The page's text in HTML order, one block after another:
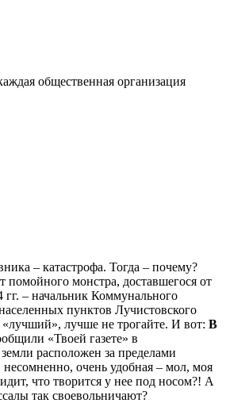
общественная организация
– катастрофа. Тогда – почему?
монстра, доставшегося от
– начальник Коммунального
пунктов Лучистовского
лучше не трогайте. И вот: В
«Твоей газете» в
расположен за пределами
очень удобная – мол, моя
что творится у нее под носом?! А
так своевольничают?